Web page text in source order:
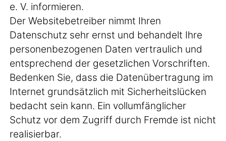
e. V. informieren.
Der Websitebetreiber nimmt Ihren
Datenschutz sehr ernst und behandelt Ihre
personenbezogenen Daten vertraulich und
entsprechend der gesetzlichen Vorschriften.
Bedenken Sie, dass die Datenübertragung im
Internet grundsätzlich mit Sicherheitslücken
bedacht sein kann. Ein vollumfänglicher
Schutz vor dem Zugriff durch Fremde ist nicht
realisierbar.